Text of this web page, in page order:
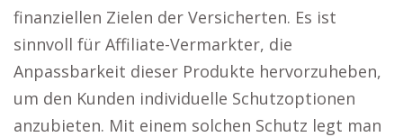
finanziellen Zielen der Versicherten. Es ist
sinnvoll für Affiliate-Vermarkter, die
Anpassbarkeit dieser Produkte hervorzuheben,
um den Kunden individuelle Schutzoptionen
anzubieten. Mit einem solchen Schutz legt man